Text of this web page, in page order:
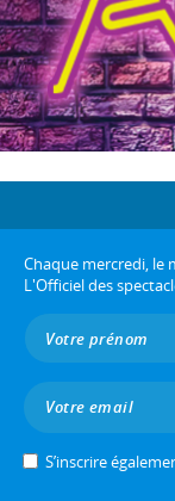
Chaque mercredi, le
L'Officiel des
S’inscrire